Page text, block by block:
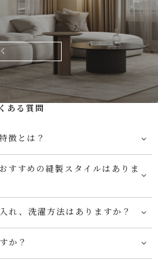
ある質問
徴とは？
すすめの縫製スタイルはありま
れ、洗濯方法はありますか？
か？